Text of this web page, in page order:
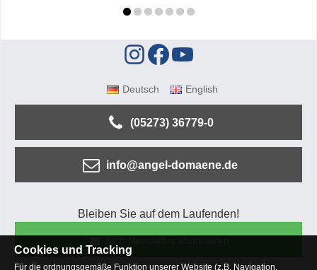
Deutsch English
(05273) 36779-0
info@angel-domaene.de
Bleiben Sie auf dem Laufenden!
Cookies und Tracking
Für die ordnungsgemäße Funktion unserer Website (z.B. Navigation,